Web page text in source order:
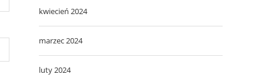
kwiecień 2024
marzec 2024
luty 2024